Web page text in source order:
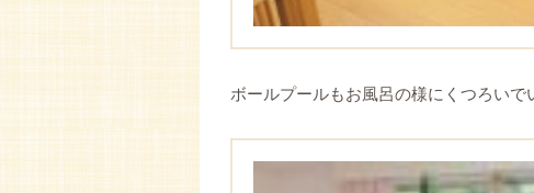
ボールプールもお風呂の様にくつろいで